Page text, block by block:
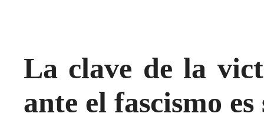
La clave de la
ante el fascismo